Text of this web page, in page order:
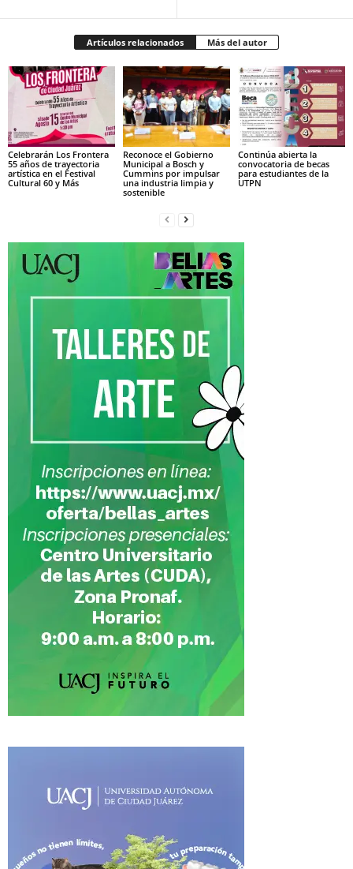
Artículos relacionados Más del autor
Celebrarán Los Frontera
55 años de trayectoria
artística en el Festival
Cultural 60 y Más
Reconoce el Gobierno
Municipal a Bosch y
Cummins por impulsar
una industria limpia y
sostenible
Continúa abierta la
convocatoria de becas
para estudiantes de la
UTPN